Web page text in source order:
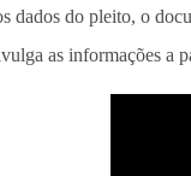
dados do pleito, o
as informações a